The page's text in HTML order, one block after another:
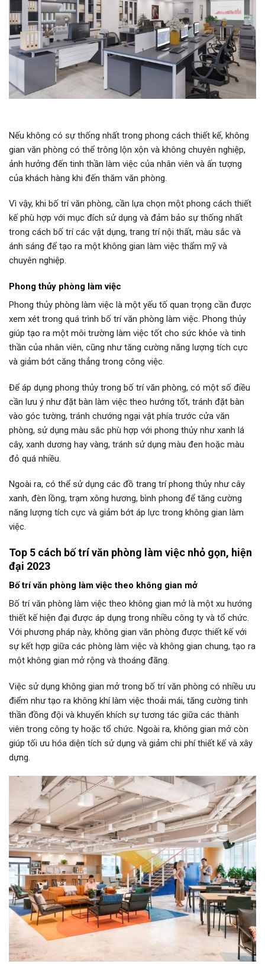
Nếu không có sự thống nhất trong phong cách thiết kế, không
gian văn phòng có thể trông lộn xộn và không chuyên nghiệp,
ảnh hưởng đến tinh thần làm việc của nhân viên và ấn tượng
của khách hàng khi đến thăm văn phòng.
Vì vậy, khi bố trí văn phòng, cần lựa chọn một phong cách thiết
kế phù hợp với mục đích sử dụng và đảm bảo sự thống nhất
trong cách bố trí các vật dụng, trang trí nội thất, màu sắc và
ánh sáng để tạo ra một không gian làm việc thẩm mỹ và
chuyên nghiệp.
Phong thủy phòng làm việc
Phong thủy phòng làm việc là một yếu tố quan trọng cần được
xem xét trong quá trình bố trí văn phòng làm việc. Phong thủy
giúp tạo ra một môi trường làm việc tốt cho sức khỏe và tinh
thần của nhân viên, cũng như tăng cường năng lượng tích cực
và giảm bớt căng thẳng trong công việc.
Để áp dụng phong thủy trong bố trí văn phòng, có một số điều
cần lưu ý như đặt bàn làm việc theo hướng tốt, tránh đặt bàn
vào góc tường, tránh chướng ngại vật phía trước cửa văn
phòng, sử dụng màu sắc phù hợp với phong thủy như xanh lá
cây, xanh dương hay vàng, tránh sử dụng màu đen hoặc màu
đỏ quá nhiều.
Ngoài ra, có thể sử dụng các đồ trang trí phong thủy như cây
xanh, đèn lồng, trạm xông hương, bình phong để tăng cường
năng lượng tích cực và giảm bớt áp lực trong không gian làm
việc.
Top 5 cách bố trí văn phòng làm việc nhỏ gọn, hiện
đại 2023
Bố trí văn phòng làm việc theo không gian mở
Bố trí văn phòng làm việc theo không gian mở là một xu hướng
thiết kế hiện đại được áp dụng trong nhiều công ty và tổ chức.
Với phương pháp này, không gian văn phòng được thiết kế với
sự kết hợp giữa các phòng làm việc và không gian chung, tạo ra
một không gian mở rộng và thoáng đãng.
Việc sử dụng không gian mở trong bố trí văn phòng có nhiều ưu
điểm như tạo ra không khí làm việc thoải mái, tăng cường tinh
thần đồng đội và khuyến khích sự tương tác giữa các thành
viên trong công ty hoặc tổ chức. Ngoài ra, không gian mở còn
giúp tối ưu hóa diện tích sử dụng và giảm chi phí thiết kế và xây
dựng.